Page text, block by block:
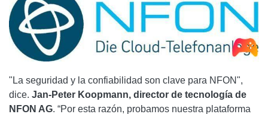
"La seguridad y la confiabilidad son clave para NFON",
dice. Jan-Peter Koopmann, director de tecnología de
NFON AG. “Por esta razón, probamos nuestra plataforma